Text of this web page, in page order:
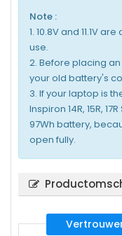
Note :
1. 10.8V and 11.1V
use.
2. Before placing
your old battery's
3. If your laptop is
Inspiron 14R, 15R,
97Wh battery,
open fully.